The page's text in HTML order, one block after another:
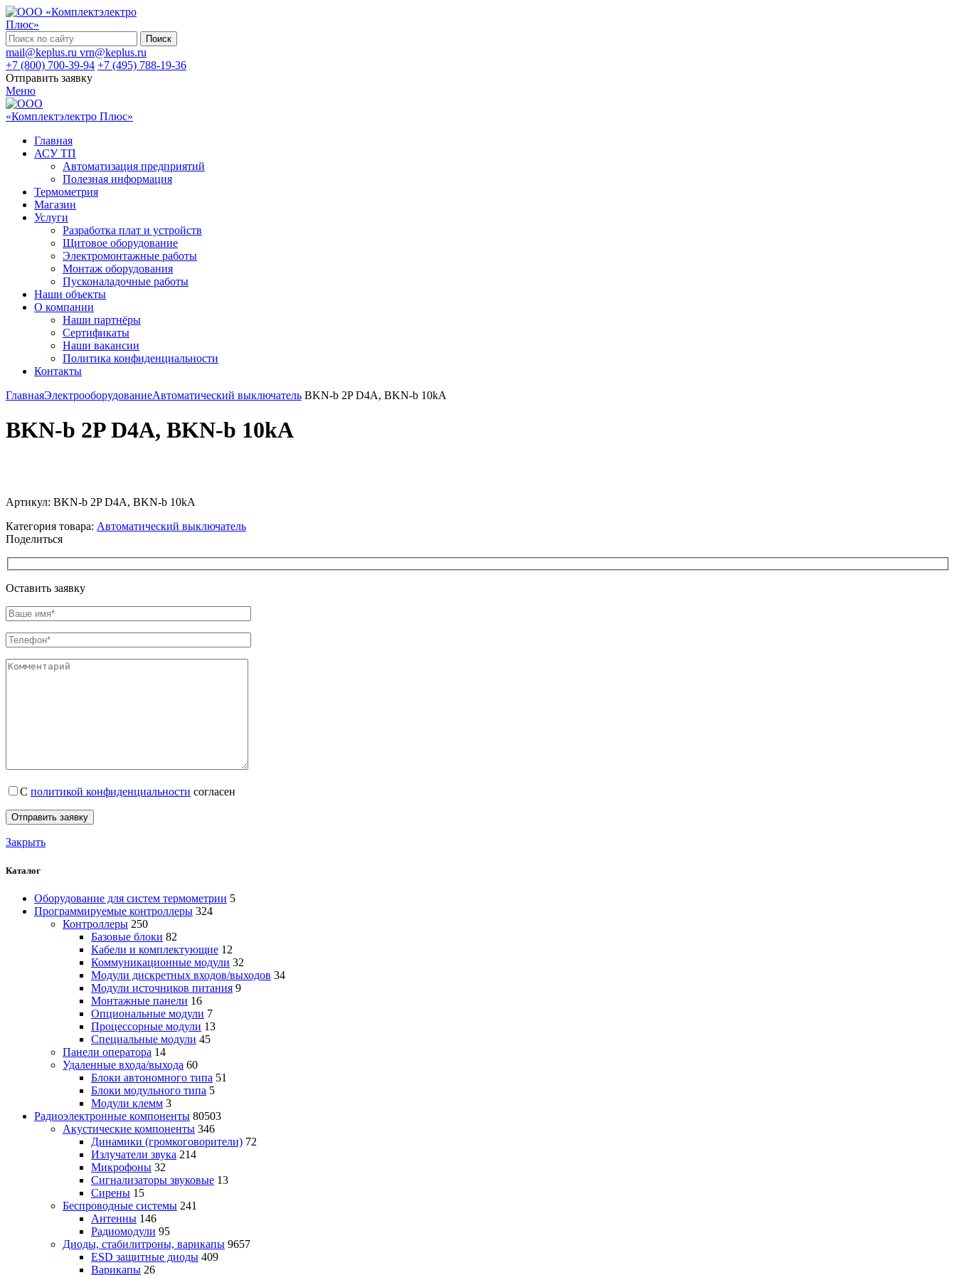
Поиск
mail@keplus.ru vrn@keplus.ru
+7 (800) 700-39-94 +7 (495) 788-19-36
Отправить заявку
Меню
Главная
АСУ ТП
Автоматизация предприятий
Полезная информация
Термометрия
Магазин
Услуги
Разработка плат и устройств
Щитовое оборудование
Электромонтажные работы
Монтаж оборудования
Пусконаладочные работы
Наши объекты
О компании
Наши партнёры
Сертификаты
Наши вакансии
Политика конфиденциальности
Контакты
ГлавнаяЭлектрооборудованиеАвтоматический выключатель BKN-b 2P D4A, BKN-b 10kA
BKN-b 2P D4A, BKN-b 10kA
Артикул: BKN-b 2P D4A, BKN-b 10kA
Категория товара: Автоматический выключатель
Поделиться
Оставить заявку
С политикой конфиденциальности согласен
Закрыть
Каталог
Оборудование для систем термометрии 5
Программируемые контроллеры 324
Контроллеры 250
Базовые блоки 82
Кабели и комплектующие 12
Коммуникационные модули 32
Модули дискретных входов/выходов 34
Модули источников питания 9
Монтажные панели 16
Опциональные модули 7
Процессорные модули 13
Специальные модули 45
Панели оператора 14
Удаленные входа/выхода 60
Блоки автономного типа 51
Блоки модульного типа 5
Модули клемм 3
Радиоэлектронные компоненты 80503
Акустические компоненты 346
Динамики (громкоговорители) 72
Излучатели звука 214
Микрофоны 32
Сигнализаторы звуковые 13
Сирены 15
Беспроводные системы 241
Антенны 146
Радиомодули 95
Диоды, стабилитроны, варикапы 9657
ESD защитные диоды 409
Варикапы 26